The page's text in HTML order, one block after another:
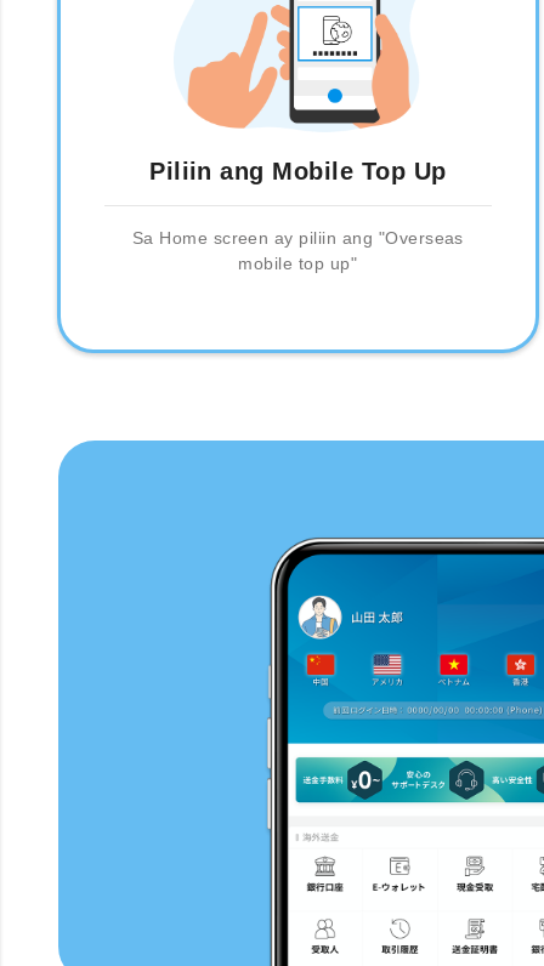
Piliin ang Mobile Top Up
Sa Home screen ay piliin ang "Overseas
mobile top up"